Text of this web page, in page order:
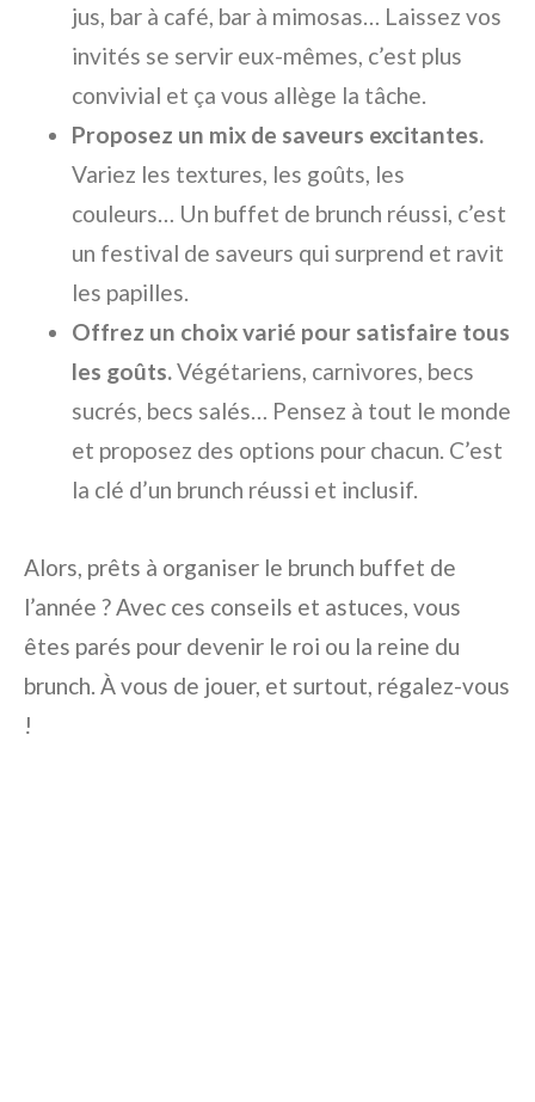
jus, bar à café, bar à mimosas… Laissez vos
invités se servir eux-mêmes, c’est plus
convivial et ça vous allège la tâche.
Proposez un mix de saveurs excitantes.
Variez les textures, les goûts, les
couleurs… Un buffet de brunch réussi, c’est
un festival de saveurs qui surprend et ravit
les papilles.
Offrez un choix varié pour satisfaire tous
les goûts. Végétariens, carnivores, becs
sucrés, becs salés… Pensez à tout le monde
et proposez des options pour chacun. C’est
la clé d’un brunch réussi et inclusif.
Alors, prêts à organiser le brunch buffet de
l’année ? Avec ces conseils et astuces, vous
êtes parés pour devenir le roi ou la reine du
brunch. À vous de jouer, et surtout, régalez-vous
!